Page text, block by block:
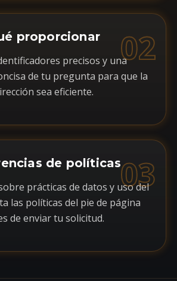
02
proporcionar
precisos y una
de tu pregunta para que la
sea eficiente.
03
de políticas
prácticas de datos y uso del
las políticas del pie de página
de enviar tu solicitud.